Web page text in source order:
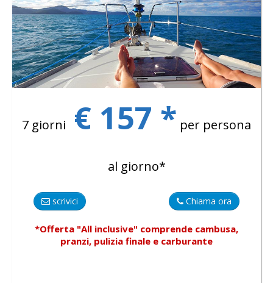
7 giorni € 157 * per persona
al giorno*
Chiama ora
scrivici
*Offerta "All inclusive" comprende cambusa,
pranzi, pulizia finale e carburante